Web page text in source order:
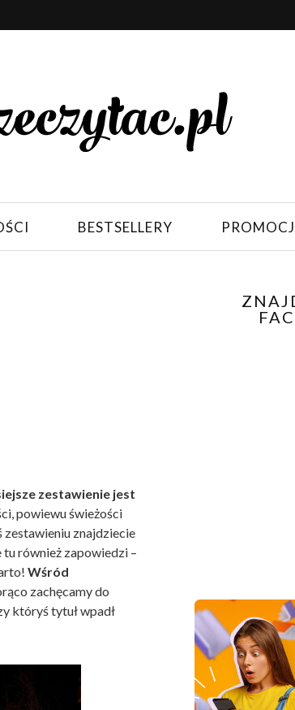
BESTSELLERY
zestawienie jest
powiewu świeżości
znajdziecie
również zapowiedzi –
Wśród
zachęcamy do
któryś tytuł wpadł